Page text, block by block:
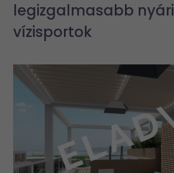
legizgalmasabb nyári
vízisportok